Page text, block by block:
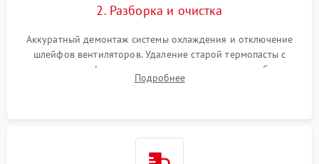
2. Разборка и очистка
Аккуратный демонтаж системы охлаждения и отключение
шлейфов вентиляторов. Удаление старой термопасты с
кристалла графического чипа и термопрокладок с банок
памяти и зоны VRM. Очистка платы от пыли и окислов.
Подробнее